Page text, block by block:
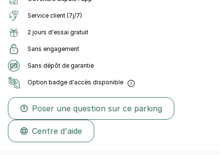
Service client (7j/7)
2 jours d'essai gratuit
Sans engagement
Sans dépôt de garantie
Option badge d'accès disponible
Poser une question sur ce parking
Centre d'aide